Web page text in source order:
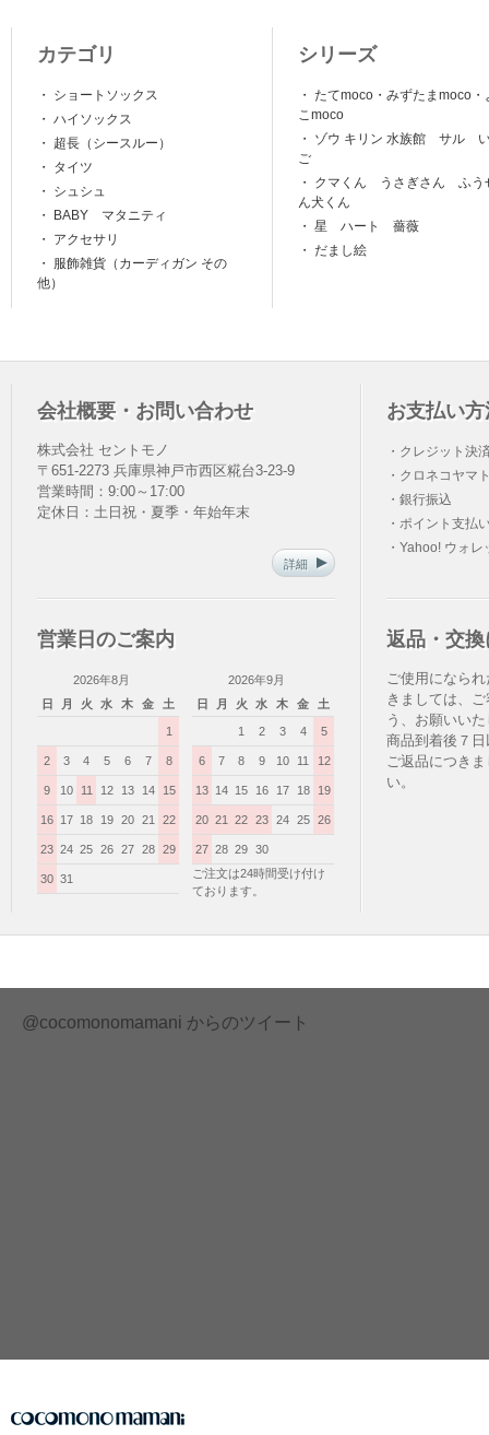
カテゴリ
・
ショートソックス
・ ハイソックス
・
超長（シースルー）
・
タイツ
・
シュシュ
・
BABY マタニティ
・
アクセサリ
・
服飾雑貨（カーディガン その
他）
シリーズ
・ たてmoco・みずたまmoco・
こmoco
・
ゾウ キリン 水族館 サル
ご
・
クマくん うさぎさん ふう
ん犬くん
・ 星 ハート 薔薇
・ だまし絵
会社概要・お問い合わせ
株式会社 セントモノ
〒651-2273 兵庫県神戸市西区糀台3-23-9
営業時間：9:00～17:00
定休日：土日祝・夏季・年始年末
詳細
営業日のご案内
2026年8月
日
月 火 水 木 金 土
1
2 3 4 5 6 7 8
9 10 11 12 13 14 15
16 17 18 19 20 21 22
23 24 25 26 27 28 29
30 31
2026年9月
日
月 火 水 木 金 土
1 2 3 4 5
6 7 8 9 10 11 12
13 14 15 16 17 18 19
20 21 22 23 24 25 26
27 28 29 30
ご注文は24時間受け付け
ております。
お支払い方
・クレジット決
・クロネコヤマ
・銀行振込
・ポイント支払
・Yahoo! ウォレ
返品・交
ご使用になら
きましては、
う、お願いい
商品到着後７
ご返品につき
い。
@cocomonomamani からのツイート